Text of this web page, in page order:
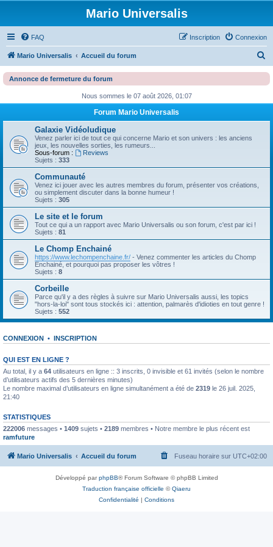
Mario Universalis
FAQ Connexion
Inscription
Mario Universalis Accueil du forum
c
Annonce de fermeture du forum
Nous sommes le 07 août 2026, 01:07
Forum Mario Universalis
Galaxie Vidéoludique
Venez parler ici de tout ce qui concerne Mario et son univers : les anciens
jeux, les nouvelles sorties, les rumeurs...
Sous-forum :
Reviews
Sujets : 333
Communauté
Venez ici jouer avec les autres membres du forum, présenter vos créations,
ou simplement discuter dans la bonne humeur !
Sujets : 305
Le site et le forum
Tout ce qui a un rapport avec Mario Universalis ou son forum, c'est par ici !
Sujets : 81
Le Chomp Enchainé
https://www.lechompenchaine.fr/ - Venez commenter les articles du Chomp
Enchainé, et pourquoi pas proposer les vôtres !
Sujets : 8
Corbeille
Parce qu'il y a des règles à suivre sur Mario Universalis aussi, les topics
"hors-la-loi" sont tous stockés ici : attention, palmarès d'idioties en tout genre !
Sujets : 552
CONNEXION • INSCRIPTION
QUI EST EN LIGNE ?
Au total, il y a 64 utilisateurs en ligne :: 3 inscrits, 0 invisible et 61 invités (selon le nombre
d’utilisateurs actifs des 5 dernières minutes)
Le nombre maximal d’utilisateurs en ligne simultanément a été de 2319 le 26 juil. 2025,
21:40
STATISTIQUES
222006 messages • 1409 sujets • 2189 membres • Notre membre le plus récent est
ramfuture
Mario Universalis Accueil du forum Fuseau horaire sur UTC+02:00
Développé parphpBB® Forum Software © phpBB Limited
Traduction française officielle ©Qiaeru
Confidentialité | Conditions